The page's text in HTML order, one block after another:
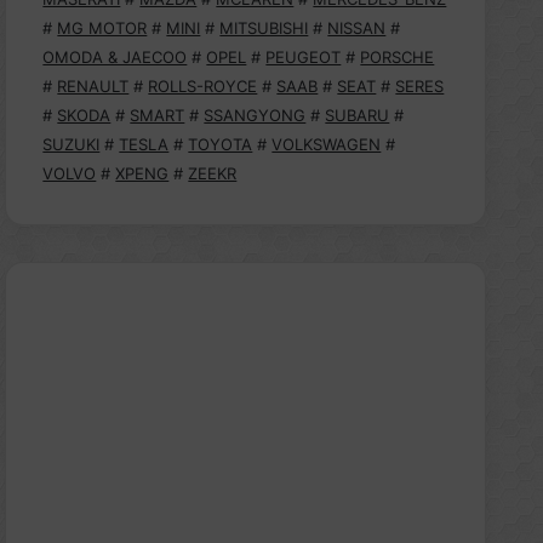
# MG MOTOR # MINI # MITSUBISHI # NISSAN #
OMODA & JAECOO # OPEL # PEUGEOT # PORSCHE
# RENAULT # ROLLS-ROYCE # SAAB # SEAT # SERES
# SKODA # SMART # SSANGYONG # SUBARU #
SUZUKI # TESLA # TOYOTA # VOLKSWAGEN #
VOLVO # XPENG # ZEEKR